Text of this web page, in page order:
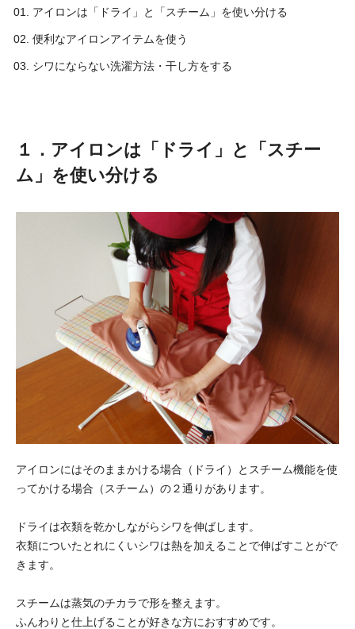
アイロンは「ドライ」と「スチーム」を使い分ける
便利なアイロンアイテムを使う
シワにならない洗濯方法・干し方をする
１．アイロンは「ドライ」と「スチー
ム」を使い分ける
アイロンにはそのままかける場合（ドライ）とスチーム機能を使
ってかける場合（スチーム）の２通りがあります。
ドライは衣類を乾かしながらシワを伸ばします。
衣類についたとれにくいシワは熱を加えることで伸ばすことがで
きます。
スチームは蒸気のチカラで形を整えます。
ふんわりと仕上げることが好きな方におすすめです。